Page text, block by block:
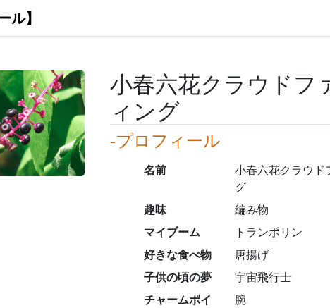
ル】
小春六花クラウドフ
ィング
-プロフィール
名前
小春六花クラウド
グ
趣味
編み物
マイブーム
トランポリン
好きな食べ物
唐揚げ
子供の頃の夢
宇宙飛行士
チャームポイ
腕